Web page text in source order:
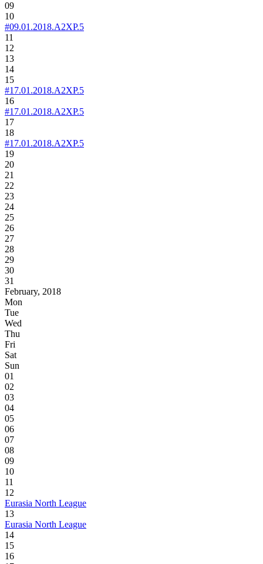
09
10
#09.01.2018.A2XP.5
11
12
13
14
15
#17.01.2018.A2XP.5
16
#17.01.2018.A2XP.5
17
18
#17.01.2018.A2XP.5
19
20
21
22
23
24
25
26
27
28
29
30
31
February, 2018
Mon
Tue
Wed
Thu
Fri
Sat
Sun
01
02
03
04
05
06
07
08
09
10
11
12
Eurasia North League
13
Eurasia North League
14
15
16